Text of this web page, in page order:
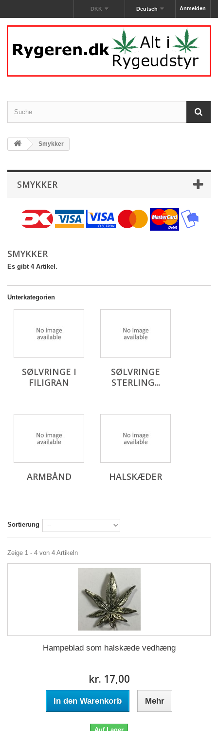
Anmelden
Deutsch
DKK
Smykker
SMYKKER
SMYKKER
Es gibt 4 Artikel.
Unterkategorien
SØLVRINGE I
FILIGRAN
SØLVRINGE
STERLING...
ARMBÅND HALSKÆDER
Sortierung
Zeige 1 - 4 von 4 Artikeln
Hampeblad som halskæde vedhæng
kr. 17,00
In den Warenkorb Mehr
Auf Lager